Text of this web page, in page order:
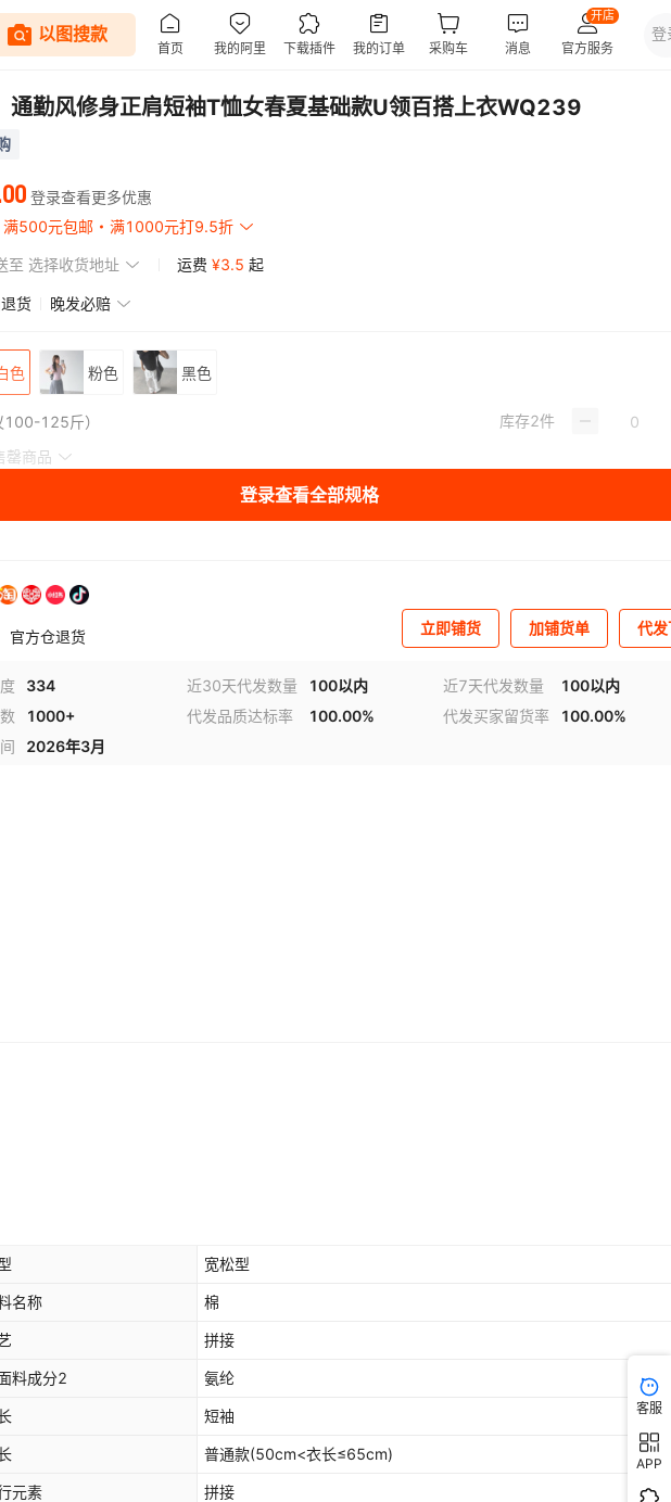
通勤风修身正肩短袖T恤女春夏基础款U领百搭上衣WQ239
00 登录查看更多优惠
满500元包邮 满1000元打9.5折
至 选择收货地址 运费 ¥3.5 起
货 晚发必赔
色 粉色 黑色
100-125斤） 库存2件
罄商品
登录查看全部规格
官方仓退货 立即铺货 加铺货单 代
334 近30天代发数量 100以内 近7天代发数量
100以内
1000+ 代发品质达标率 100.00% 代发买家留货率
100.00%
2026年3月
宽松型
名称 棉
拼接
料成分2 氨纶
短袖
普通款(50cm<衣长≤65cm)
元素 拼接
客服
APP